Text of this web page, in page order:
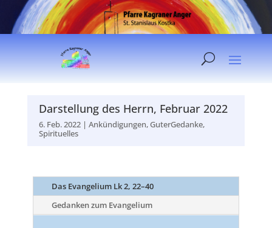
Darstellung des Herrn, Februar 2022
6. Feb. 2022 |Ankündigungen,GuterGedanke,
Spirituelles
Das Evangelium Lk 2, 22–40
Gedanken zum Evangelium